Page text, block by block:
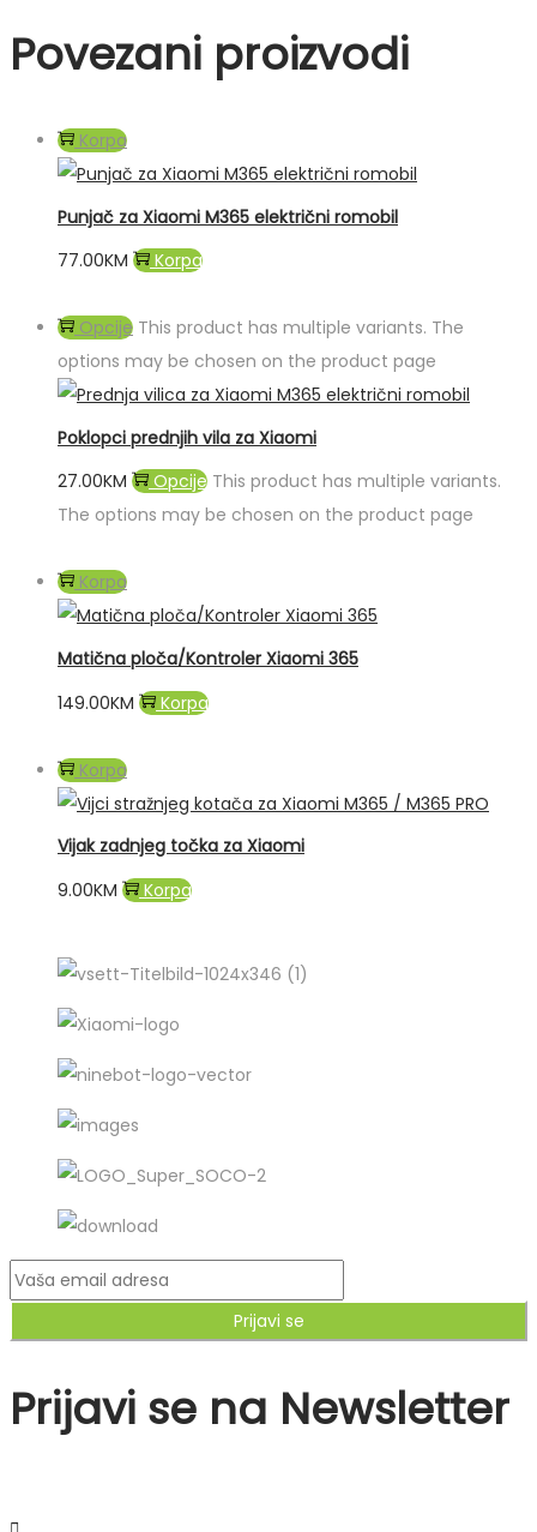
Povezani proizvodi
Korpa
Punjač za Xiaomi M365 električni romobil
77.00KM Korpa
Opcije This product has multiple variants. The
options may be chosen on the product page
Poklopci prednjih vila za Xiaomi
27.00KM Opcije This product has multiple variants.
The options may be chosen on the product page
Korpa
Matična ploča/Kontroler Xiaomi 365
149.00KM Korpa
Korpa
Vijak zadnjeg točka za Xiaomi
9.00KM Korpa
Prijavi se
Prijavi se na Newsletter